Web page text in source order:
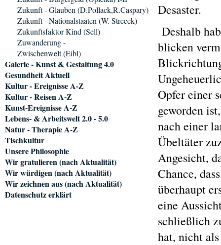
Desaster.
Deshalb
blicken
Opfer einer
geworden
nach einer
Übeltäter
Angesicht,
Chance,
überhaupt
eine
schließlich
hat, nicht
Zukunft - Glauben (D.Pollack,R.Caspary)
Zukunft - Nationalstaaten (W. Streeck)
Zukunftsfaktor Kind (Sell)
Zuwanderung -
Zwischenwelt (Eibl)
Galerie - Kunst & Gestaltung 4.0
Gesundheit Aktuell
Kultur - Ereignisse A-Z
Kultur - Reisen A-Z
Kunst-Ereignisse A-Z
Lebens- & Arbeitswelt 2.0 - 5.0
Natur - Therapie A-Z
Tischkultur
Unsere Philosophie
Wir gratulieren (nach Aktualität)
Wir würdigen (nach Aktualität)
Wir zeichnen aus (nach Aktualität)
Datenschutz erklärt